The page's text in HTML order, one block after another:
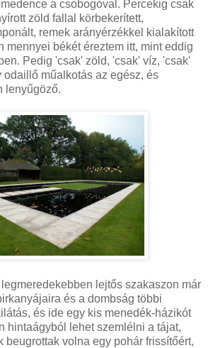
a csobogóval. Percekig csak
zöld fallal körbekerített,
remek arányérzékkel kialakított
mennyei békét éreztem itt, mint eddig
Pedig 'csak' zöld, 'csak' víz, 'csak'
odaillő műalkotás az egész, és
lenyűgöző.
lejtős szakaszon már
és a dombság többi
és ide egy kis menedék-házikót
hintaágyból lehet szemlélni a tájat,
beugrottak volna egy pohár frissítőért,